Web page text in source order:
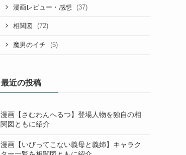
漫画レビュー・感想 (37)
相関図 (72)
魔男のイチ (5)
最近の投稿
漫画【さむわんへるつ】登場人物を独自の相
関図ともに紹介
漫画【いびってこない義母と義姉】キャラク